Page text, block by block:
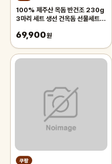
100% 제주산 옥돔 반건조 230g
3마리 세트 생선 건옥돔 선물세트
69,900원
쿠팡